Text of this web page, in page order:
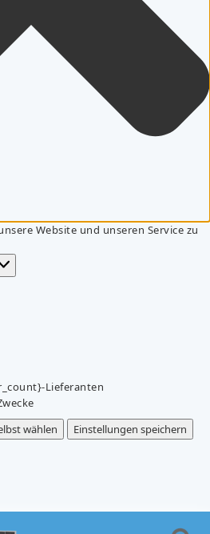
Website und unseren Service zu
Lieferanten
wählen
Einstellungen speichern